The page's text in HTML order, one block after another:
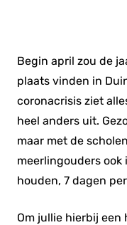
Begin april zou de
plaats vinden in
coronacrisis ziet
heel anders uit.
maar met de
meerlingouders ook
houden, 7 dagen
Om jullie hierbij